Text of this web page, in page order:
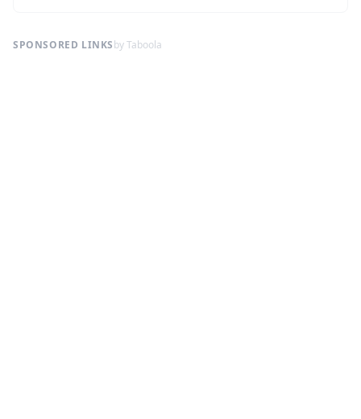
SPONSORED LINKSby Taboola